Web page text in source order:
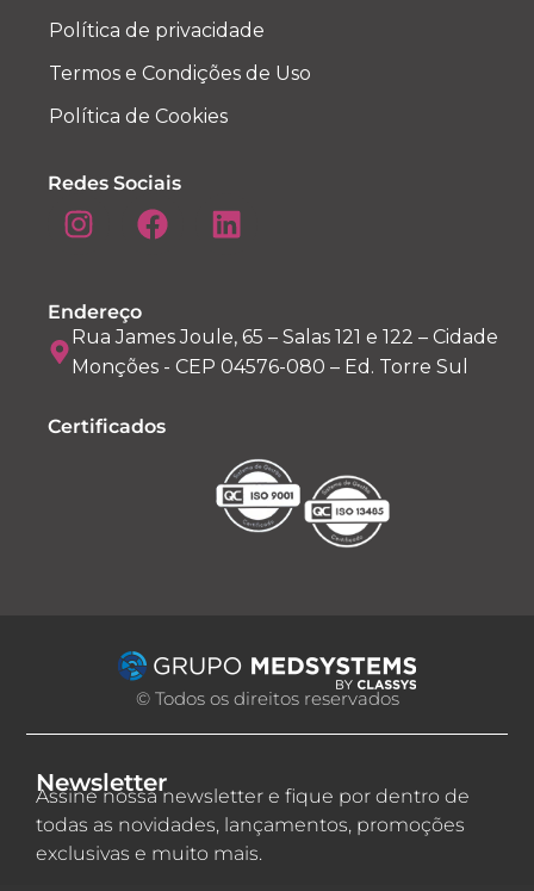
Política de privacidade
Termos e Condições de Uso
Política de Cookies
Redes Sociais
Endereço
Rua James Joule, 65 – Salas 121 e 122 – Cidade
Monções - CEP 04576-080 – Ed. Torre Sul
Certificados
© Todos os direitos reservados
Newsletter
Assine nossa newsletter e fique por dentro de
todas as novidades, lançamentos, promoções
exclusivas e muito mais.